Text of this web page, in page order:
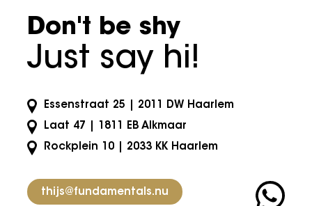
Don't be shy
Just say hi!
Essenstraat 25 | 2011 DW Haarlem
Laat 47 | 1811 EB Alkmaar
Rockplein 10 | 2033 KK Haarlem
thijs@fundamentals.nu